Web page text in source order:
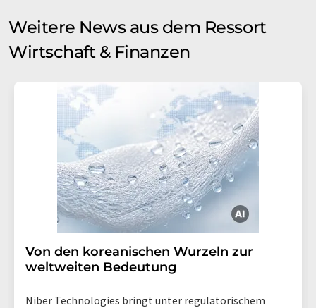
Weitere News aus dem Ressort
Wirtschaft & Finanzen
Von den koreanischen Wurzeln zur
weltweiten Bedeutung
Niber Technologies bringt unter regulatorischem